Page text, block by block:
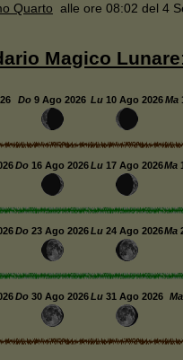
Quarto alle ore 08:02 del 4
Magico Lunare
Do 9 Ago 2026 Lu 10 Ago 2026Ma
Do 16 Ago 2026Lu 17 Ago 2026Ma
Do 23 Ago 2026Lu 24 Ago 2026Ma
Do 30 Ago 2026Lu 31 Ago 2026 Ma